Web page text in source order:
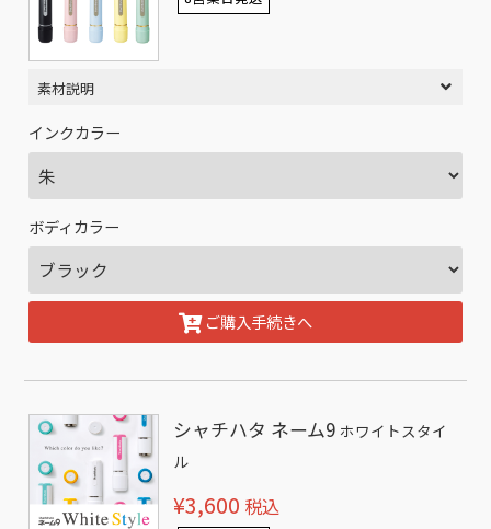
素材説明
インクカラー
ボディカラー
ご購入手続きへ
シャチハタ ネーム9 ホワイトスタイ
ル
¥3,600 税込